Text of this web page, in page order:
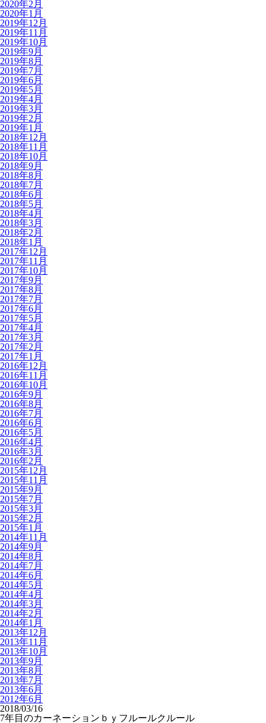
2020年2月
2020年1月
2019年12月
2019年11月
2019年10月
2019年9月
2019年8月
2019年7月
2019年6月
2019年5月
2019年4月
2019年3月
2019年2月
2019年1月
2018年12月
2018年11月
2018年10月
2018年9月
2018年8月
2018年7月
2018年6月
2018年5月
2018年4月
2018年3月
2018年2月
2018年1月
2017年12月
2017年11月
2017年10月
2017年9月
2017年8月
2017年7月
2017年6月
2017年5月
2017年4月
2017年3月
2017年2月
2017年1月
2016年12月
2016年11月
2016年10月
2016年9月
2016年8月
2016年7月
2016年6月
2016年5月
2016年4月
2016年3月
2016年2月
2015年12月
2015年11月
2015年9月
2015年7月
2015年3月
2015年2月
2015年1月
2014年11月
2014年9月
2014年8月
2014年7月
2014年6月
2014年5月
2014年4月
2014年3月
2014年2月
2014年1月
2013年12月
2013年11月
2013年10月
2013年9月
2013年8月
2013年7月
2013年6月
2012年6月
2018/03/16
7年目のカーネーションｂｙフルールクルール